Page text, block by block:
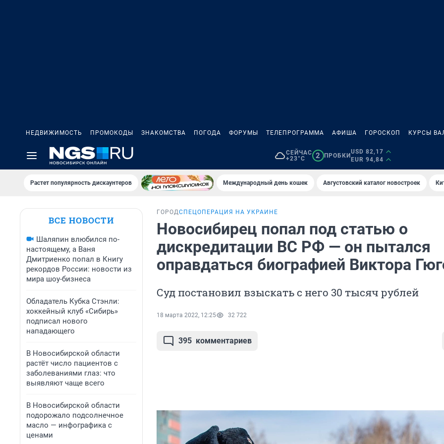
НЕДВИЖИМОСТЬ ПРОМОКОДЫ ЗНАКОМСТВА ПОГОДА ФОРУМЫ ТЕЛЕПРОГРАММА АФИША ГОРОСКОП КУРСЫ
СЕЙЧАС
+23°C
2 ПРОБКИ
USD 82,17
EUR 94,84
Растет популярность дискаунтеров Международный день кошек Августовский каталог новостроек
ВСЕ НОВОСТИ
Шаляпин влюбился по-
настоящему, а Ваня
Дмитриенко попал в Книгу
рекордов России: новости из
мира шоу-бизнеса
Обладатель Кубка Стэнли:
хоккейный клуб «Сибирь»
подписал нового
нападающего
В Новосибирской области
растёт число пациентов с
заболеваниями глаз: что
выявляют чаще всего
В Новосибирской области
подорожало подсолнечное
масло — инфографика с
ценами
ГОРОДСПЕЦОПЕРАЦИЯ НА УКРАИНЕ
Новосибирец попал под статью о
дискредитации ВС РФ — он пытался
оправдаться биографией Виктора
Суд постановил взыскать с него 30 тысяч рублей
18 марта 2022, 12:25 32 722
395 комментариев